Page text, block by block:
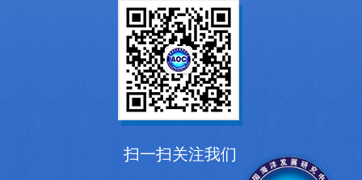
扫一扫关注我们